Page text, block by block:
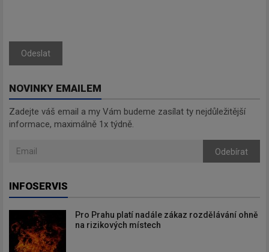
Odeslat
NOVINKY EMAILEM
Zadejte váš email a my Vám budeme zasílat ty nejdůležitější
informace, maximálně 1x týdně.
Odebírat
INFOSERVIS
Pro Prahu platí nadále zákaz rozdělávání ohně
na rizikových místech